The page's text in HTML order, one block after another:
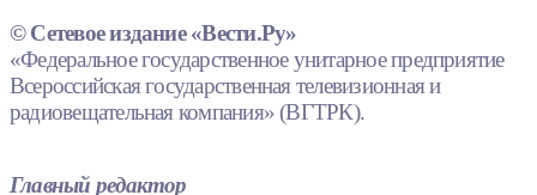
© Сетевое издание «Вести.Ру»
«Федеральное государственное унитарное предприятие
Всероссийская государственная телевизионная и
радиовещательная компания» (ВГТРК).
Главный редактор